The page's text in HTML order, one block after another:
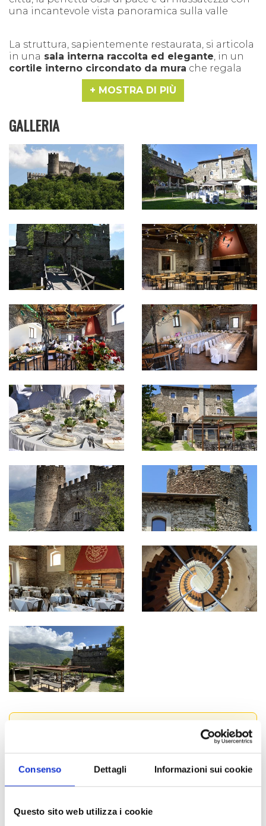
Consenso Dettagli Informazioni sui cookie
Questo sito web utilizza i cookie
una incantevole vista panoramica sulla valle
La struttura, sapientemente restaurata, si articola
in una sala interna raccolta ed elegante , in un
cortile interno circondato da mura che regala
privacy e suggestione, e inun’antica torr
permette di accedere a uno spazio sopraelevato
con vista sulla valle.
ricercata e di qualità , guidata da un team
affiatato e professionale. Qui la cura e l’attenzione
si esprimono nel creare abbinamenti alle volte
inconsueti, pensati per stupire i palati anche più
esigenti. Ogni piatto nasce dalla ricerca e dal
desiderio ditrasformare il menu in
vini che esaltino e completino il piatto scelto.
Questi ambienti si prestano a diverse tipologie
di eventi: dai matrimoni ai ricevimenti privati, dai
meeting aziendali alle cene gourmet. Un
moderna, dove ogni occasione trova la sua
cornice ideale.
MOSTRA DI PIÙ
GALLERIA
San Giorio
Via del Castello 1
Trova sulla mappa.
anticaosteria@feudosangiorio.it